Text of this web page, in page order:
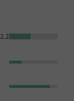
2.2